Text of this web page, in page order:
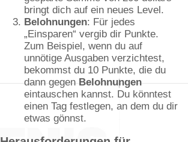
bringt dich auf ein neues Level.
Belohnungen: Für jedes
„Einsparen“ vergib dir Punkte.
Zum Beispiel, wenn du auf
unnötige Ausgaben verzichtest,
bekommst du 10 Punkte, die du
dann gegen Belohnungen
eintauschen kannst. Du könntest
einen Tag festlegen, an dem du dir
etwas gönnst.